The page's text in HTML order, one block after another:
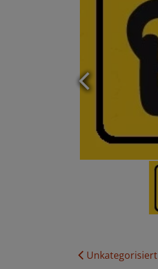
Zurück
Unkategorisiert